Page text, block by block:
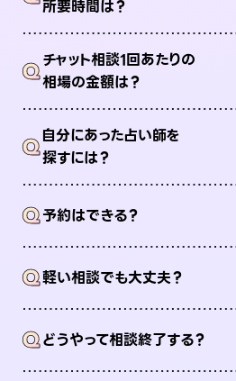
所要時間は？
Qチャット相談1回あたりの
相場の金額は？
Q自分にあった占い師を
探すには？
Q予約はできる？
Q軽い相談でも大丈夫？
Qどうやって相談終了する？